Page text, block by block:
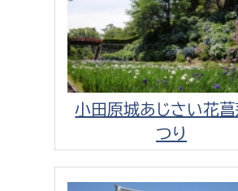
小田原城あじさい花菖
つり